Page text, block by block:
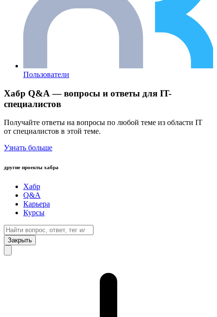
Пользователи
Хабр Q&A — вопросы и ответы для IT-
специалистов
Получайте ответы на вопросы по любой теме из области IT
от специалистов в этой теме.
Узнать больше
другие проекты хабра
Хабр
Q&A
Карьера
Курсы
Закрыть